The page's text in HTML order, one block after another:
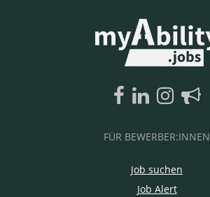
FÜR BEWERBER:INNEN
Job suchen
Job Alert